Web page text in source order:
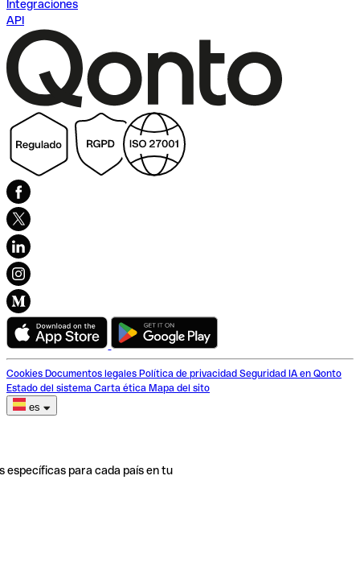
Integraciones
API
Cookies Documentos legales Política de privacidad Seguridad IA en Qonto
Estado del sistema Carta ética Mapa del sito
es
específicas para cada país en tu